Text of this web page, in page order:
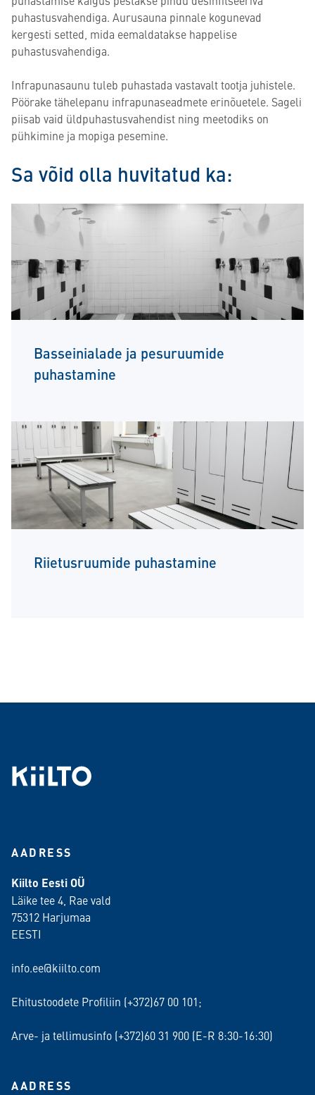
puhastusvahendiga. Aurusauna pinnale kogunevad
kergesti setted, mida eemaldatakse happelise
puhastusvahendiga.
Infrapunasaunu tuleb puhastada vastavalt tootja juhistele.
Pöörake tähelepanu infrapunaseadmete erinõuetele. Sageli
piisab vaid üldpuhastusvahendist ning meetodiks on
pühkimine ja mopiga pesemine.
Sa võid olla huvitatud ka:
Basseinialade ja pesuruumide
puhastamine
Riietusruumide puhastamine
AADRESS
Kiilto Eesti OÜ
Läike tee 4, Rae vald
75312 Harjumaa
EESTI
info.ee@kiilto.com
Ehitustoodete Profiliin (+372)67 00 101;
Arve- ja tellimusinfo (+372)60 31 900 (E-R 8:30-16:30)
AADRESS